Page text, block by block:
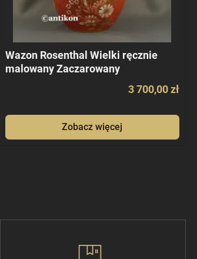
Wazon Rosenthal Wielki ręcznie
malowany Zaczarowany
3 700,00 zł
Zobacz więcej